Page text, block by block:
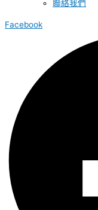
聯絡我們
Facebook